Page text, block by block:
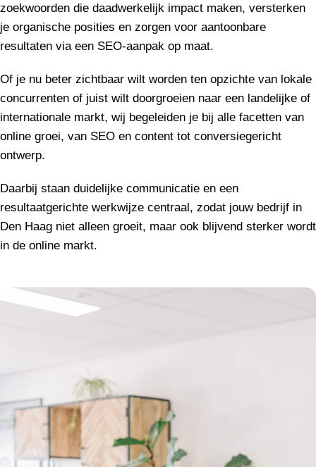
zoekwoorden die daadwerkelijk impact maken, versterken
je organische posities en zorgen voor aantoonbare
resultaten via een SEO-aanpak op maat.
Of je nu beter zichtbaar wilt worden ten opzichte van lokale
concurrenten of juist wilt doorgroeien naar een landelijke of
internationale markt, wij begeleiden je bij alle facetten van
online groei, van SEO en content tot conversiegericht
ontwerp.
Daarbij staan duidelijke communicatie en een
resultaatgerichte werkwijze centraal, zodat jouw bedrijf in
Den Haag niet alleen groeit, maar ook blijvend sterker wordt
in de online markt.